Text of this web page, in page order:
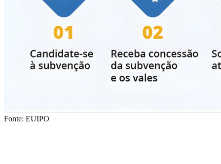
Fonte: EUIPO